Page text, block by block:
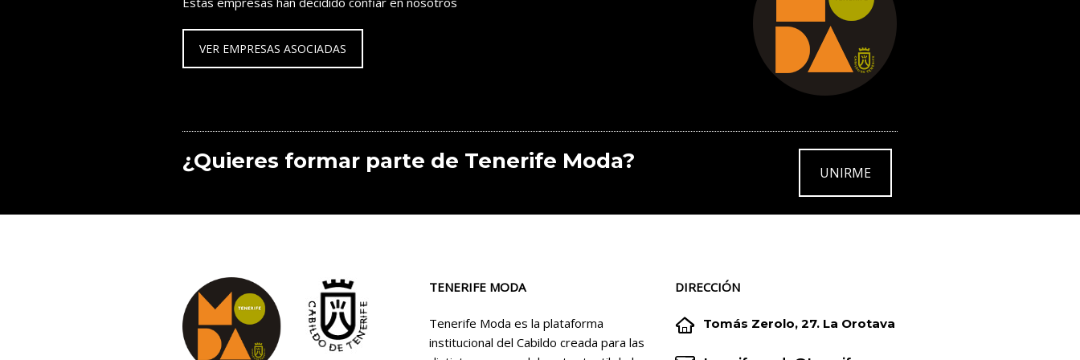
VER EMPRESAS ASOCIADAS
¿Quieres formar parte de Tenerife Moda? UNIRME
TENERIFE MODA
Tenerife Moda es la plataforma
institucional del Cabildo creada para las
DIRECCIÓN

 Tomás Zerolo, 27. La Orotava